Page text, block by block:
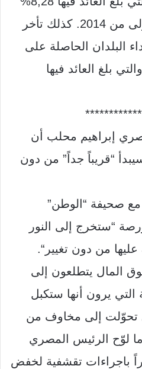
من 2014. كذلك تأخر
البلدان الحاصلة على
بلغ العائد فيها
إبراهيم محلب أن
“قريباً جداً ” من دون
صحيفة “ الوطن”
“ستخرج إلى النور
من دون تغيير “.
المال يتطلعون إلى
التي يرون أنها ستكبل
تحوّلت إلى مخاوف من
لوّح الرئيس المصري
باجراءات تقشفية لخفض